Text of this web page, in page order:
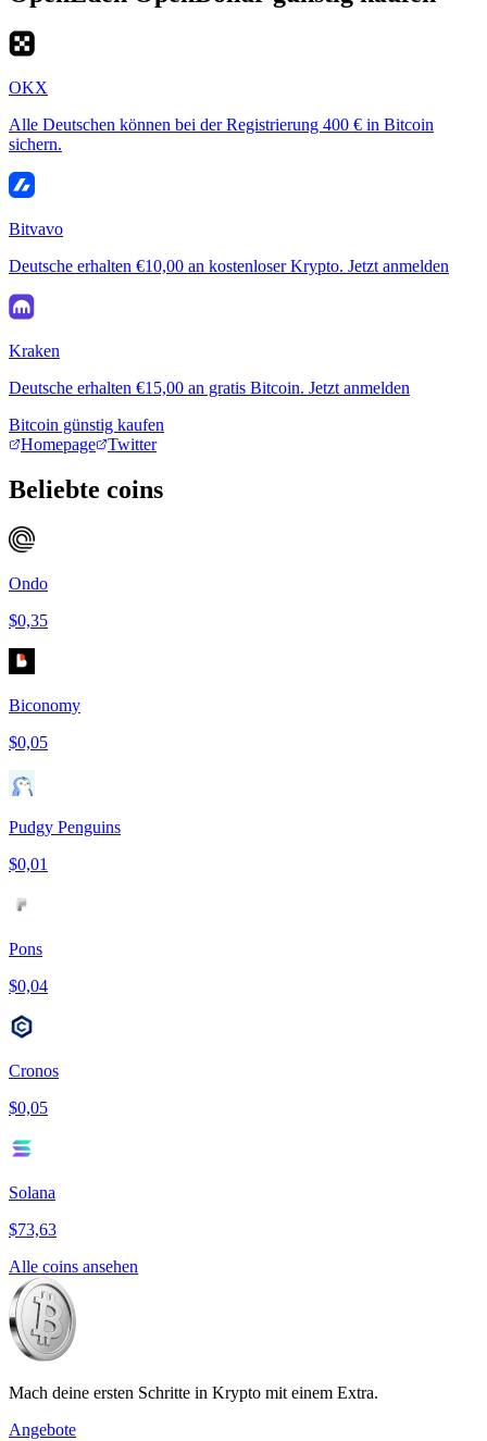
OKX
Alle Deutschen können bei der Registrierung 400 € in Bitcoin
sichern.
Bitvavo
Deutsche erhalten €10,00 an kostenloser Krypto. Jetzt anmelden
Kraken
Deutsche erhalten €15,00 an gratis Bitcoin. Jetzt anmelden
Bitcoin günstig kaufen
Homepage
Twitter
Beliebte coins
Ondo
$0,35
Biconomy
$0,05
Pudgy Penguins
$0,01
Pons
$0,04
Cronos
$0,05
Solana
$73,63
Alle coins ansehen
Mach deine ersten Schritte in Krypto mit einem Extra.
Angebote